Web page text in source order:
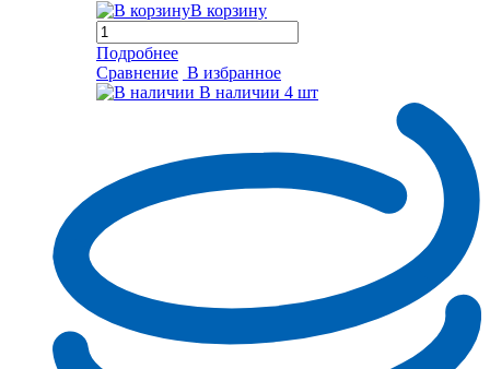
В корзину
Подробнее
Сравнение В избранное
В наличии 4 шт